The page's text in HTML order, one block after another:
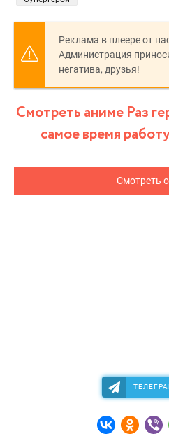
Реклама в плеере от
Администрация
негатива, друзья!
Смотреть аниме Раз
самое время
Смотреть